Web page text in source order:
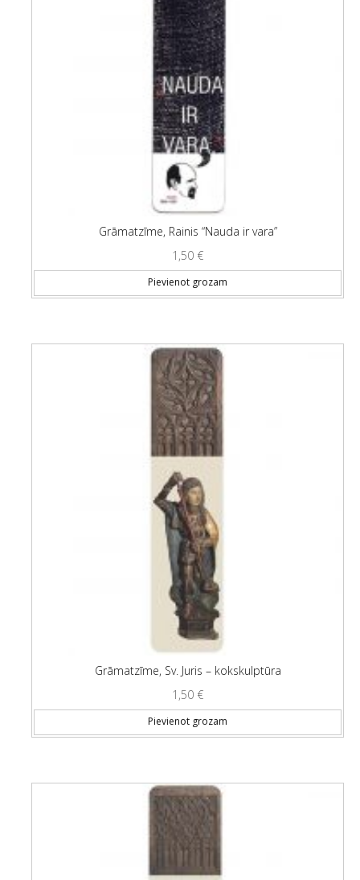
Grāmatzīme, Rainis “Nauda ir vara”
1,50 €
Pievienot grozam
Grāmatzīme, Sv. Juris – kokskulptūra
1,50 €
Pievienot grozam